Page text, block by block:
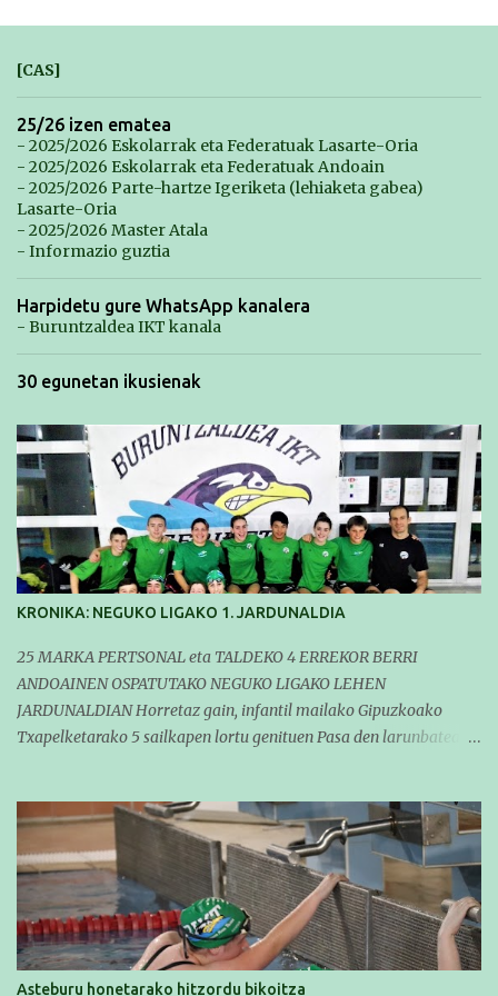
[CAS]
25/26 izen ematea
- 2025/2026 Eskolarrak eta Federatuak Lasarte-Oria
- 2025/2026 Eskolarrak eta Federatuak Andoain
- 2025/2026 Parte-hartze Igeriketa (lehiaketa gabea)
Lasarte-Oria
- 2025/2026 Master Atala
- Informazio guztia
Harpidetu gure WhatsApp kanalera
- Buruntzaldea IKT kanala
30 egunetan ikusienak
KRONIKA: NEGUKO LIGAKO 1. JARDUNALDIA
25 MARKA PERTSONAL eta TALDEKO 4 ERREKOR BERRI
ANDOAINEN OSPATUTAKO NEGUKO LIGAKO LEHEN
JARDUNALDIAN Horretaz gain, infantil mailako Gipuzkoako
Txapelketarako 5 sailkapen lortu genituen Pasa den larunbatean
hartzen. Bertan gure taldeko 16 igerilari aritu ziren. Denboraldiari
hasera ona eman zioten gue taldekideek. Ohikoa den bezela, garai
honetan entrenamendua da jardueraren funtsa eta hori alde
batera utzi gabe ekin zioten beti gogotsu hartzen duten
denboraldiko lehen jardunaldiari. Entrenamenduan buru belarri
sartuta gauden arren, gure taldekideek marka pertsonal ugari
egitea lortu zuten (25) eta zenbait taldeko errekor berri erdiestea
Asteburu honetarako hitzordu bikoitza